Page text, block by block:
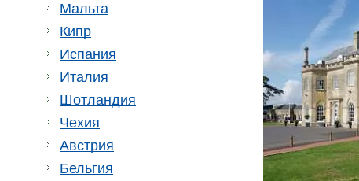
Мальта
Кипр
Испания
Италия
Шотландия
Чехия
Австрия
Бельгия